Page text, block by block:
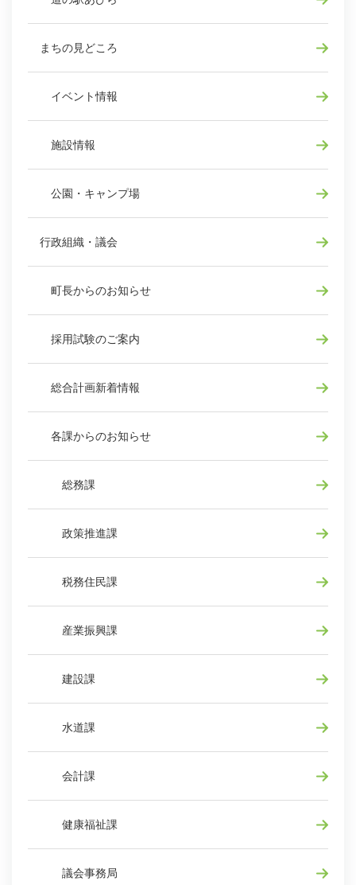
まちの見どころ
イベント情報
施設情報
公園・キャンプ場
行政組織・議会
町長からのお知らせ
採用試験のご案内
総合計画新着情報
各課からのお知らせ
総務課
政策推進課
税務住民課
産業振興課
建設課
水道課
会計課
健康福祉課
議会事務局